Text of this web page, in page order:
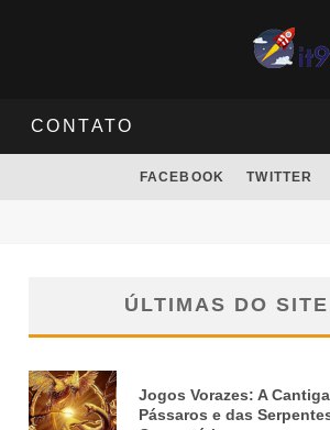
CONTATO
FACEBOOK TWITTER
ÚLTIMAS DO SITE
Jogos Vorazes: A
Pássaros e das